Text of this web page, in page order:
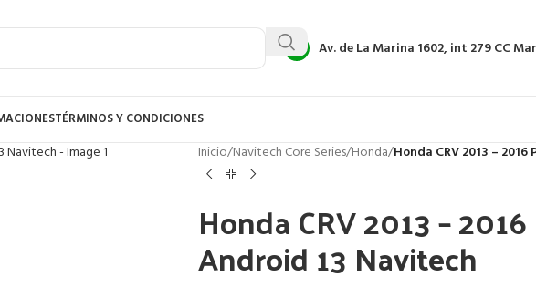
Av. de La Marina 1602, int 279CC
TÉRMINOS Y CONDICIONES
Inicio/Navitech Core Series/Honda/Honda CRV 2013 –
Honda CRV 2013 –
Android 13 Navitech